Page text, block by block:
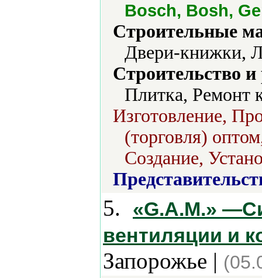
Bosch, Bosh,
Строительные
Двери-книжки,
Строительство
Плитка, Ремонт
Изготовление,
(торговля)
Создание,
5.
«G.A.M.»
вентиляции и
Запорожье |